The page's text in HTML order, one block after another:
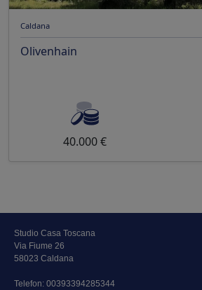
Caldana
Olivenhain
40.000 €
Studio Casa Toscana
Via Fiume 26
58023 Caldana
Telefon: 00393394285344